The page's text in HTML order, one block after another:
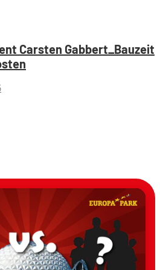
Carsten Gabbert_Bauzeit